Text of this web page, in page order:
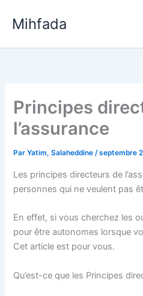
Mihfada
Principes
l’assurance
ParYatim, Salaheddine/septembre
Les principes directeurs de
personnes qui ne veulent pas
En effet, si vous cherchez les
pour être autonomes lorsque
Cet article est pour vous.
Qu’est-ce que les Principes